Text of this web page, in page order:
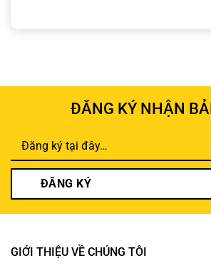
ĐĂNG KÝ NHẬN
ĐĂNG KÝ
GIỚI THIỆU VỀ CHÚNG TÔI